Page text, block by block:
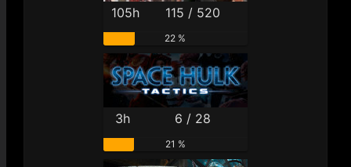
105h 115 / 520
22 %
3h 6 / 28
21 %